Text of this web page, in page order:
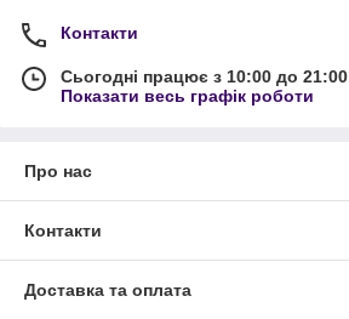
Контакти
Сьогодні працює з 10:00 до 21:00
Показати весь графік роботи
Про нас
Контакти
Доставка та оплата